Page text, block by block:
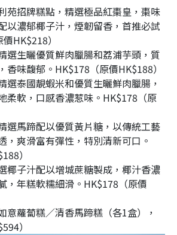
苑招牌糕點，精選極品紅棗皇，棗味
以濃郁椰子汁，煙韌留香，首推必試
HK$218）
選生曬優質鮮肉臘腸和荔浦芋頭，質
香味馥郁。HK$178（原價HK$188）
選泰國靚蝦米和優質生曬鮮肉臘腸，
柔軟，口感香濃惹味。HK$178（原
選馬蹄配以優質黃片糖，以傳統工藝
，爽滑富有彈性，特別清新可口。
）
椰子汁配以增城蔗糖製成，椰汁香濃
，年糕軟糯細滑。HK$178（原價
意蘿蔔糕／清香馬蹄糕（各1盒），
）